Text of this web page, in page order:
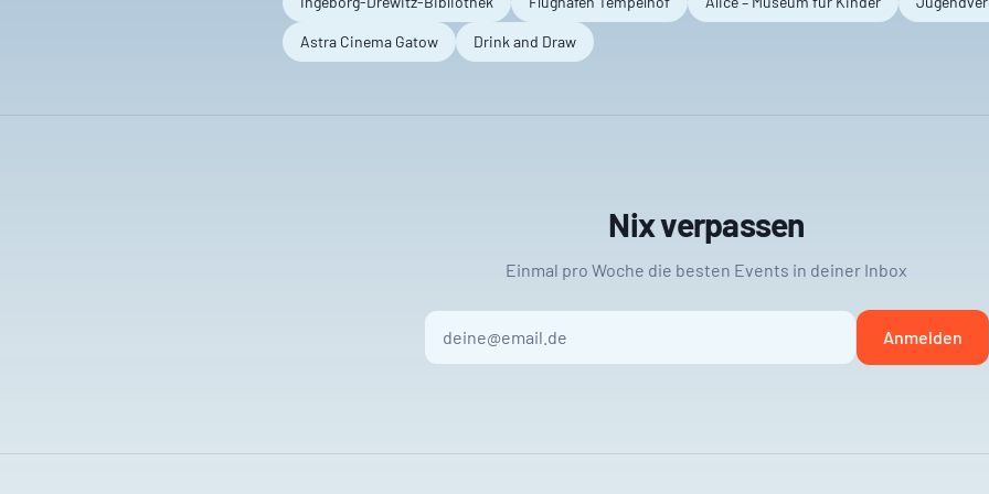
Astra Cinema Gatow Drink and Draw
Nix verpassen
Einmal pro Woche die besten Events in deiner Inbox
Anmelden